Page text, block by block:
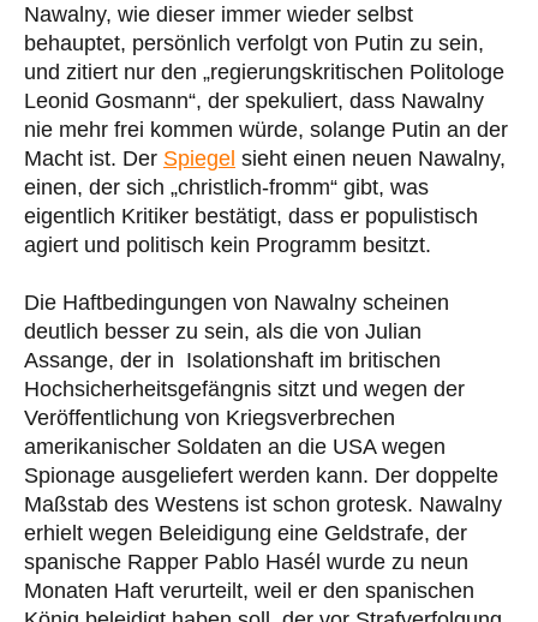
Nawalny, wie dieser immer wieder selbst
behauptet, persönlich verfolgt von Putin zu sein,
und zitiert nur den „regierungskritischen Politologe
Leonid Gosmann“, der spekuliert, dass Nawalny
nie mehr frei kommen würde, solange Putin an der
Macht ist. Der Spiegel sieht einen neuen Nawalny,
einen, der sich „christlich-fromm“ gibt, was
eigentlich Kritiker bestätigt, dass er populistisch
agiert und politisch kein Programm besitzt.
Die Haftbedingungen von Nawalny scheinen
deutlich besser zu sein, als die von Julian
Assange, der in Isolationshaft im britischen
Hochsicherheitsgefängnis sitzt und wegen der
Veröffentlichung von Kriegsverbrechen
amerikanischer Soldaten an die USA wegen
Spionage ausgeliefert werden kann. Der doppelte
Maßstab des Westens ist schon grotesk. Nawalny
erhielt wegen Beleidigung eine Geldstrafe, der
spanische Rapper Pablo Hasél wurde zu neun
Monaten Haft verurteilt, weil er den spanischen